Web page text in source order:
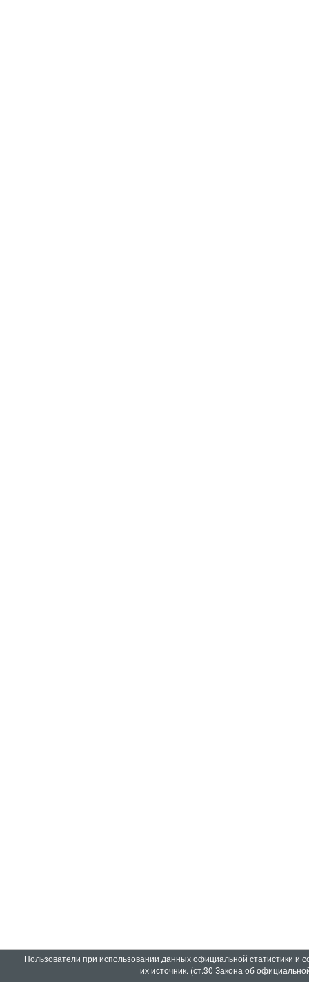
Пользователи при использовании данных официальной статистики и
их источник. (ст.30 Закона об